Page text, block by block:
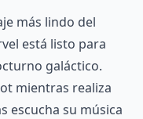
más lindo del
está listo para
galáctico.
mientras realiza
escucha su música